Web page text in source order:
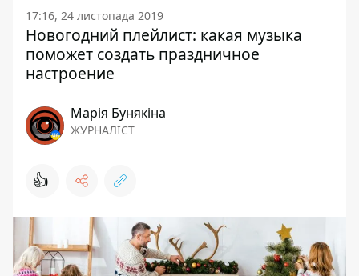
17:16, 24 листопада 2019
Новогодний плейлист: какая музыка
поможет создать праздничное
настроение
Марія Бунякіна
ЖУРНАЛІСТ
👍